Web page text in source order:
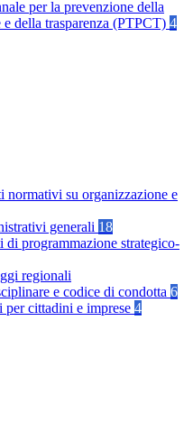
per la prevenzione della
della trasparenza (PTPCT) 4
normativi su organizzazione e
generali 18
di programmazione strategico-
regionali
e codice di condotta 6
cittadini e imprese 4